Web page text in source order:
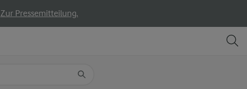
Zur Pressemitteilung.